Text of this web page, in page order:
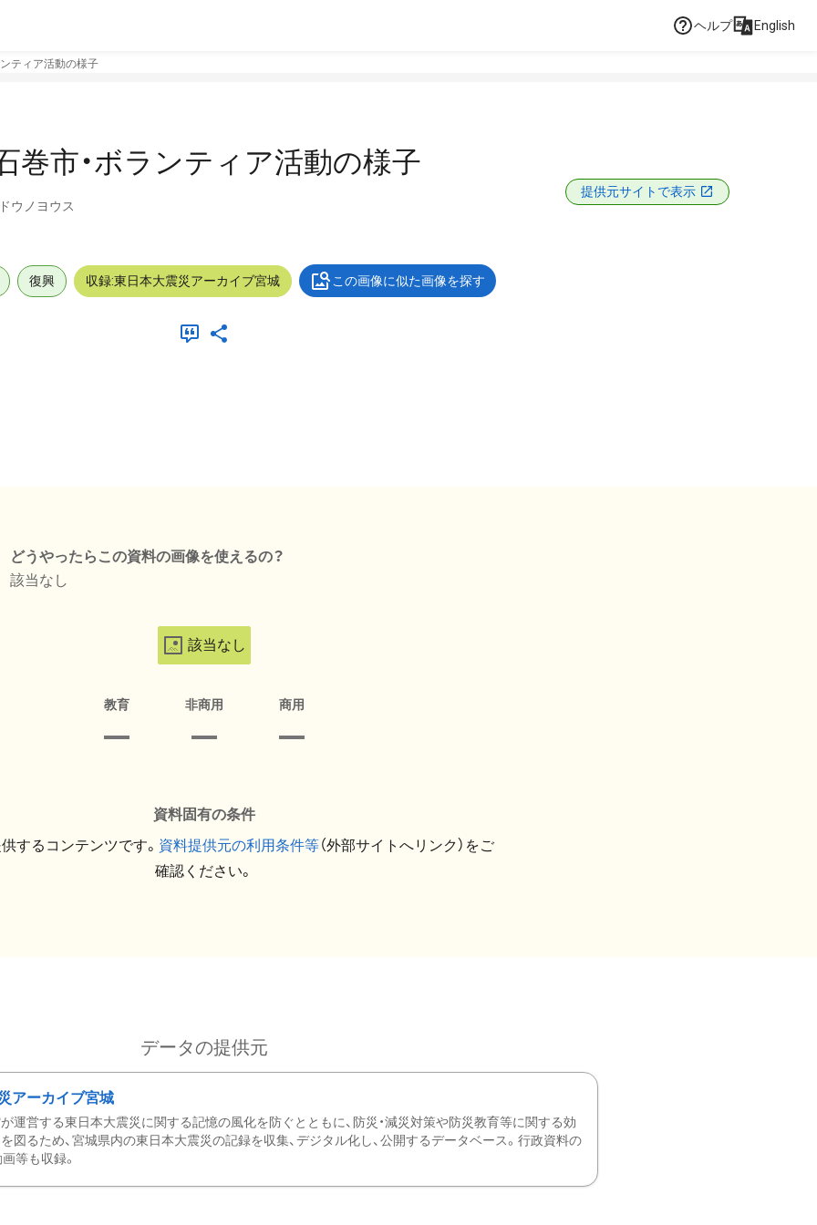
ヘルプ English
ンティア活動の様子
巻市・ボランティア活動の様子
ウノヨウス
提供元サイトで表示
復興 収録:東日本大震災アーカイブ宮城 この画像に似た画像を探す
どうやったらこの資料の画像を使えるの？
該当なし
該当なし
教育 非商用 商用
資料固有の条件
するコンテンツです。 資料提供元の利用条件等（外部サイトへリンク）をご
確認ください。
データの提供元
アーカイブ宮城
運営する東日本大震災に関する記憶の風化を防ぐとともに、防災・減災対策や防災教育等に関する効
図るため、宮城県内の東日本大震災の記録を収集、デジタル化し、公開するデータベース。行政資料の
等も収録。